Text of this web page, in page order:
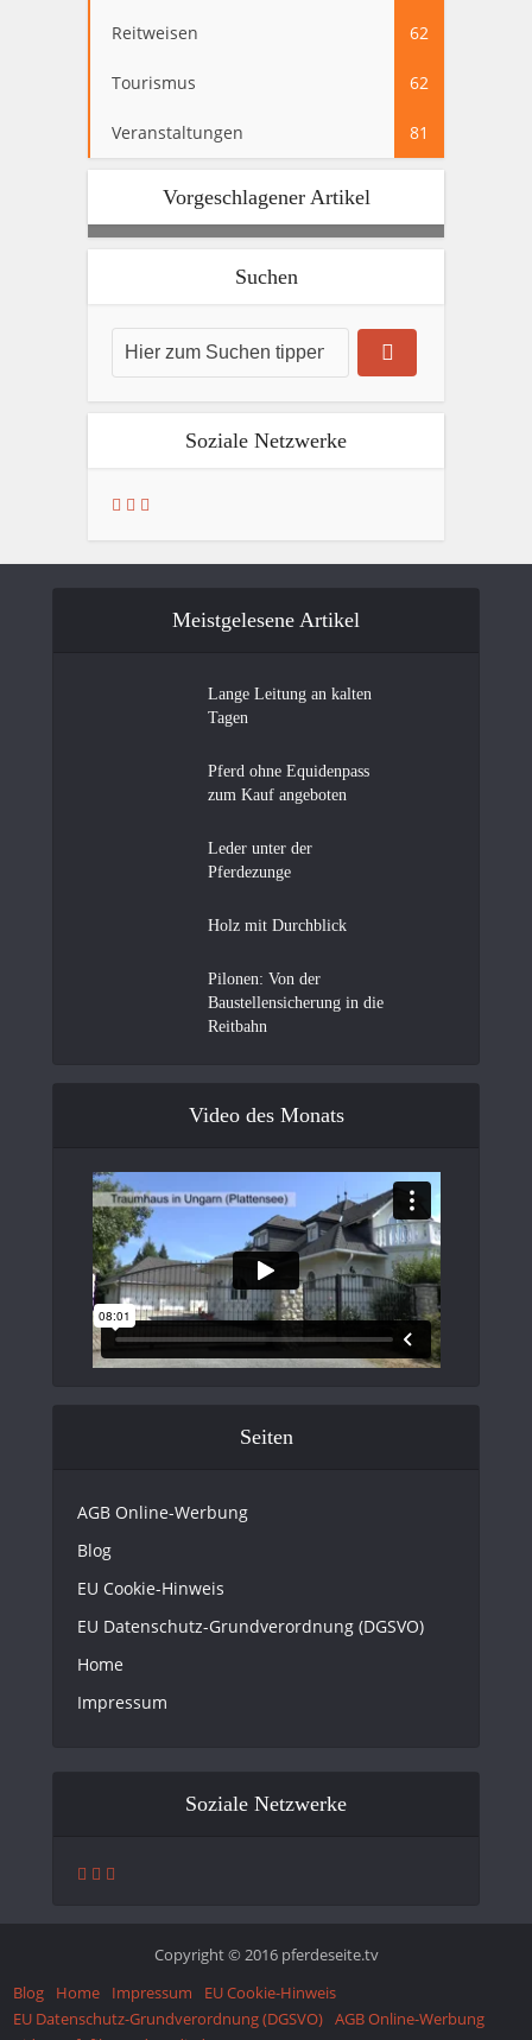
Reitweisen 62
Tourismus 62
Veranstaltungen 81
Vorgeschlagener Artikel
Suchen
Soziale Netzwerke
Meistgelesene Artikel
Lange Leitung an kalten
Tagen
Pferd ohne Equidenpass
zum Kauf angeboten
Leder unter der
Pferdezunge
Holz mit Durchblick
Pilonen: Von der
Baustellensicherung in die
Reitbahn
Video des Monats
Seiten
AGB Online-Werbung
Blog
EU Cookie-Hinweis
EU Datenschutz-Grundverordnung (DGSVO)
Home
Impressum
Soziale Netzwerke
Copyright © 2016 pferdeseite.tv
Blog
Home Impressum
EU Cookie-Hinweis
EU Datenschutz-Grundverordnung (DGSVO) AGB Online-Werbung